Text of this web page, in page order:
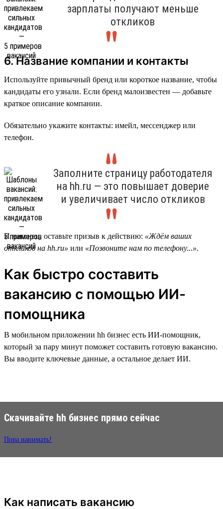
зарплаты получают меньше
откликов
6. Название компании и контакты
Используйте привычный бренд или короткое название, чтобы
кандидаты его узнали. Если бренд малоизвестен — добавьте
краткое описание компании.
Обязательно укажите контакты: имейл, мессенджер или
телефон.
Заполните страницу работодателя
на hh.ru — это повышает доверие
и увеличивает число откликов
И наконец, оставьте призыв к действию: «Ждём ваших
откликов на hh.ru» или «Позвоните нам по телефону...».
Как быстро составить
вакансию с помощью ИИ-
помощника
В мобильном приложении hh бизнес есть ИИ-помощник,
который за пару минут поможет составить готовую вакансию.
Вы вводите ключевые данные, а остальное делает ИИ.
Скачивайте hh бизнес прямо сейчас
Пора нанимать!
Как написать вакансию